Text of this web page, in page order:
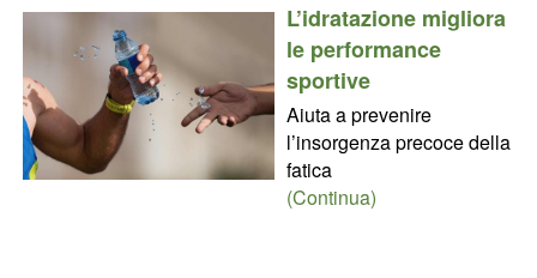
L’idratazione migliora
le performance
sportive
Aiuta a prevenire
l’insorgenza precoce della
fatica
(Continua)